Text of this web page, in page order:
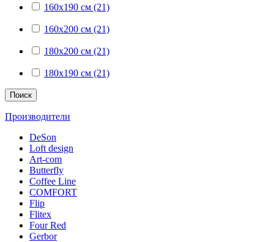
160x190 см (21)
160x200 см (21)
180x200 см (21)
180x190 см (21)
Поиск
Производители
DeSon
Loft design
Art-com
Butterfly
Coffee Line
COMFORT
Flip
Flitex
Four Red
Gerbor